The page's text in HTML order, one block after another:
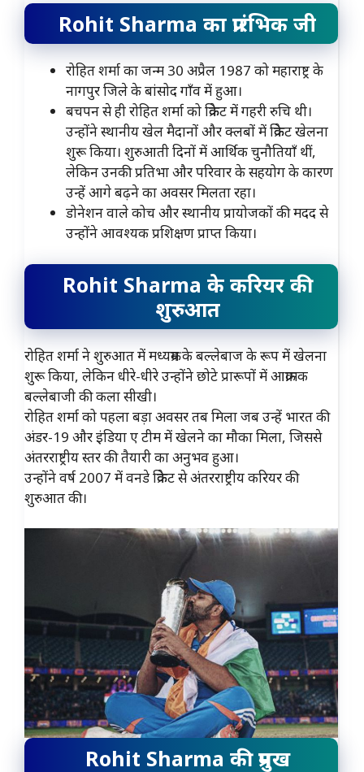
Rohit Sharma का प्रारंभिक जी
रोहित शर्मा का जन्म 30 अप्रैल 1987 को महाराष्ट्र के
नागपुर जिले के बांसोद गाँव में हुआ।
बचपन से ही रोहित शर्मा को क्रिकेट में गहरी रुचि थी।
उन्होंने स्थानीय खेल मैदानों और क्लबों में क्रिकेट खेलना
शुरू किया। शुरुआती दिनों में आर्थिक चुनौतियाँ थीं,
लेकिन उनकी प्रतिभा और परिवार के सहयोग के कारण
उन्हें आगे बढ़ने का अवसर मिलता रहा।
डोनेशन वाले कोच और स्थानीय प्रायोजकों की मदद से
उन्होंने आवश्यक प्रशिक्षण प्राप्त किया।
Rohit Sharma के करियर की
शुरुआत
रोहित शर्मा ने शुरुआत में मध्यक्रम के बल्लेबाज के रूप में खेलना
शुरू किया, लेकिन धीरे-धीरे उन्होंने छोटे प्रारूपों में आक्रामक
बल्लेबाजी की कला सीखी।
रोहित शर्मा को पहला बड़ा अवसर तब मिला जब उन्हें भारत की
अंडर-19 और इंडिया ए टीम में खेलने का मौका मिला, जिससे
अंतरराष्ट्रीय स्तर की तैयारी का अनुभव हुआ।
उन्होंने वर्ष 2007 में वनडे क्रिकेट से अंतरराष्ट्रीय करियर की
शुरुआत की।
Rohit Sharma की प्रमुख